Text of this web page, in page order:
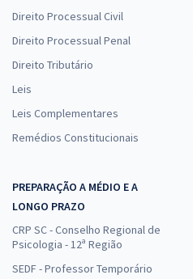
Direito Processual Civil
Direito Processual Penal
Direito Tributário
Leis
Leis Complementares
Remédios Constitucionais
PREPARAÇÃO A MÉDIO E A
LONGO PRAZO
CRP SC - Conselho Regional de
Psicologia - 12ª Região
SEDF - Professor Temporário